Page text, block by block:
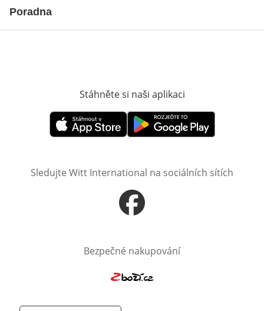
Poradna
Stáhněte si naši aplikaci
Otevře v novém okněOtevře v novém okně
Sledujte Witt International na sociálních sítích
Otevře v novém okně
Bezpečné nakupování